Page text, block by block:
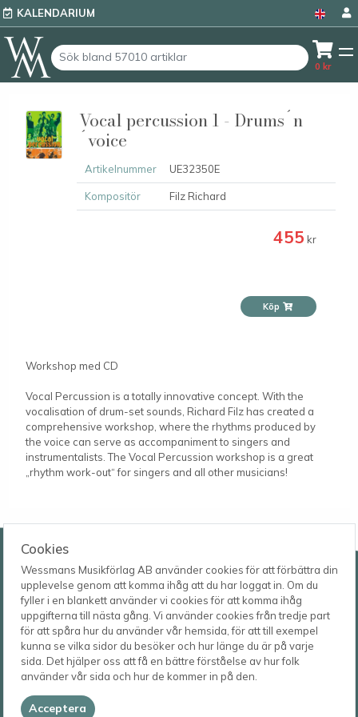
KALENDARIUM
0 kr
Cookies
Wessmans Musikförlag AB använder cookies för att förbättra din
upplevelse genom att komma ihåg att du har loggat in. Om du
fyller i en blankett använder vi cookies för att komma ihåg
uppgifterna till nästa gång. Vi använder cookies från tredje part
för att spåra hur du använder vår hemsida, för att till exempel
kunna se vilka sidor du besöker och hur länge du är på varje
sida. Det hjälper oss att få en bättre förståelse av hur folk
använder vår sida och hur de kommer in på den.
Acceptera
Vocal percussion 1 - Drums´n
´voice
Artikelnummer UE32350E
Kompositör Filz Richard
455 kr
Köp
Workshop med CD
Vocal Percussion is a totally innovative concept. With the
vocalisation of drum-set sounds, Richard Filz has created a
comprehensive workshop, where the rhythms produced by
the voice can serve as accompaniment to singers and
instrumentalists. The Vocal Percussion workshop is a great
„rhythm work-out“ for singers and all other musicians!
Wessmans Musikförlag AB
Leverans- och besöksadress
Bingebygatan 11 B
621 41 VISBY
Postadress
Box 1253
621 23 VISBY
Telefon
0498-22 61 32
E-post
order@wessmans.com
Wessmans Musikförlag AB